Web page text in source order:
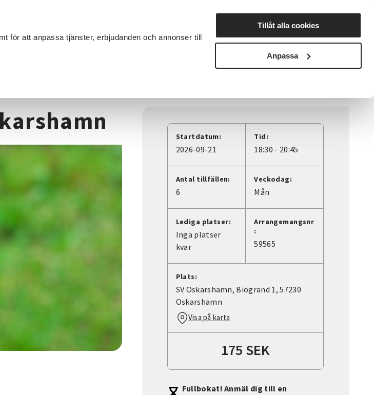
för att anpassa tjänster, erbjudanden och annonser till
Tillåt alla cookies
Anpassa
Nyheter Avdelningar
Startdatum:
2026-09-21
Tid:
18:30 - 20:45
Antal tillfällen:
6
Veckodag:
Mån
Lediga platser:
Inga platser
kvar
Arrangemangsnr
:
59565
Plats:
SV Oskarshamn, Biogränd 1, 57230
Oskarshamn
Visa på karta
175 SEK
Fullbokat! Anmäl dig till en